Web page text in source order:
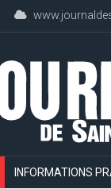
INFORMATIONS